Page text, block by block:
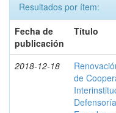
Resultados por ítem:
Fecha de
publicación
Título
2018-12-18
de